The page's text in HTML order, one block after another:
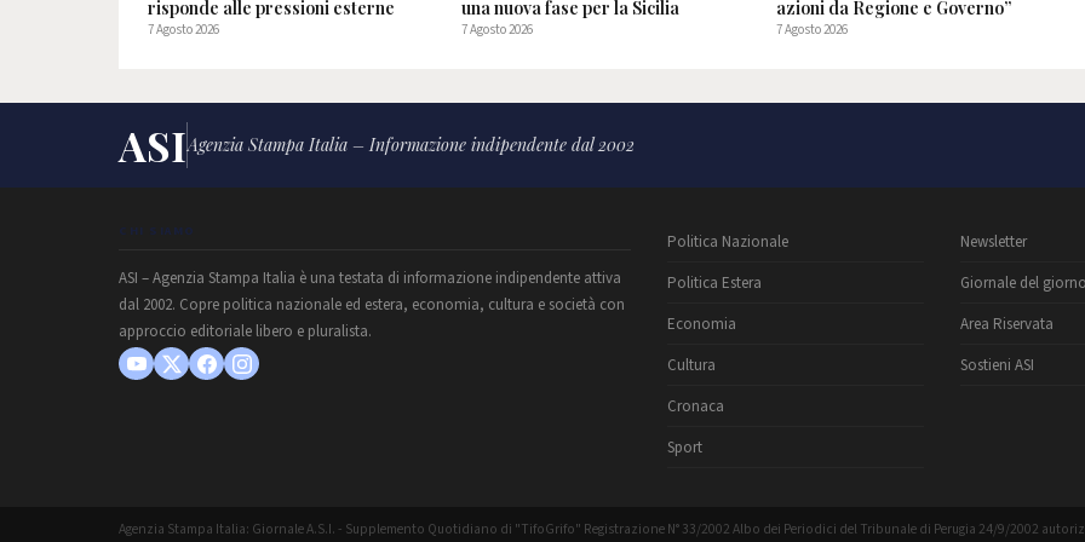
risponde alle pressioni esterne
7 Agosto 2026
una nuova fase per la Sicilia
7 Agosto 2026
azioni da Regione e Governo”
7 Agosto 2026
ASIAgenzia Stampa Italia – Informazione indipendente dal 2002
CHI SIAMO
ASI – Agenzia Stampa Italia è una testata di informazione indipendente attiva
dal 2002. Copre politica nazionale ed estera, economia, cultura e società con
approccio editoriale libero e pluralista.
Politica Nazionale
Politica Estera
Economia
Cultura
Cronaca
Sport
Newsletter
Giornale del giorno
Area Riservata
Sostieni ASI
Agenzia Stampa Italia: Giornale A.S.I. - Supplemento Quotidiano di "TifoGrifo" Registrazione N° 33/2002 Albo dei Periodici del Tribunale di Perugia 24/9/2002